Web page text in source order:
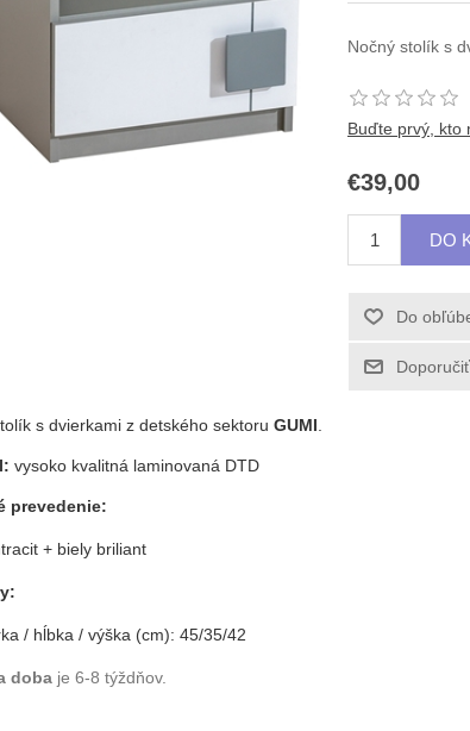
Nočný stolík s
Buďte prvý, kto
€39,00
s dvierkami z detského sektoru GUMI.
vysoko kvalitná laminovaná DTD
prevedenie:
+ biely briliant
/ hĺbka / výška (cm): 45/35/42
dobaje 6-8 týždňov.